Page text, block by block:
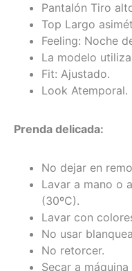
Pantalón Tiro
Top Largo
Feeling: Noche
La modelo
Fit: Ajustado.
Look Atemporal.
Prenda delicada:
No dejar en
Lavar a mano o
(30ºC).
Lavar con
No usar
No retorcer.
Secar a